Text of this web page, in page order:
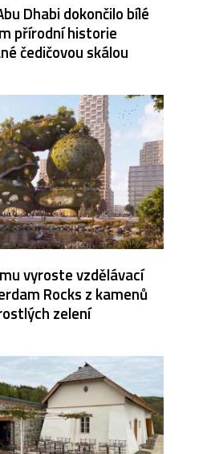
Dhabi dokončilo bílé
přírodní historie
čedičovou skálou
vyroste vzdělávací
Rocks z kamenů
zelení